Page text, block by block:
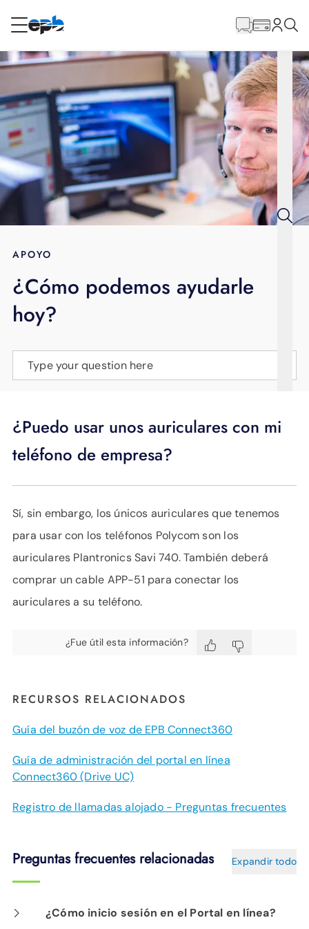
RESIDENCIAL
Internet
Energía
Televisión
BLOG
APOYO
principal
APOYO
¿Cómo podemos ayudarle
hoy?
Type your question here
¿Puedo usar unos auriculares con mi
teléfono de empresa?
Sí, sin embargo, los únicos auriculares que tenemos
para usar con los teléfonos Polycom son los
auriculares Plantronics Savi 740. También deberá
comprar un cable APP-51 para conectar los
auriculares a su teléfono.
¿Fue útil esta información?
RECURSOS RELACIONADOS
Guía del buzón de voz de EPB Connect360
Guía de administración del portal en línea
Connect360 (Drive UC)
Registro de llamadas alojado - Preguntas frecuentes
Preguntas frecuentes relacionadas Expandir todo
¿Cómo inicio sesión en el Portal en línea?